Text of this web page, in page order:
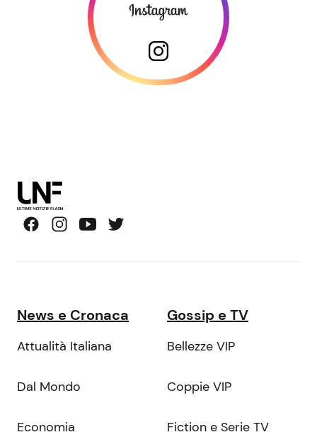
News e Cronaca
Attualità Italiana
Dal Mondo
Economia
Gossip e TV
Bellezze VIP
Coppie VIP
Fiction e Serie TV